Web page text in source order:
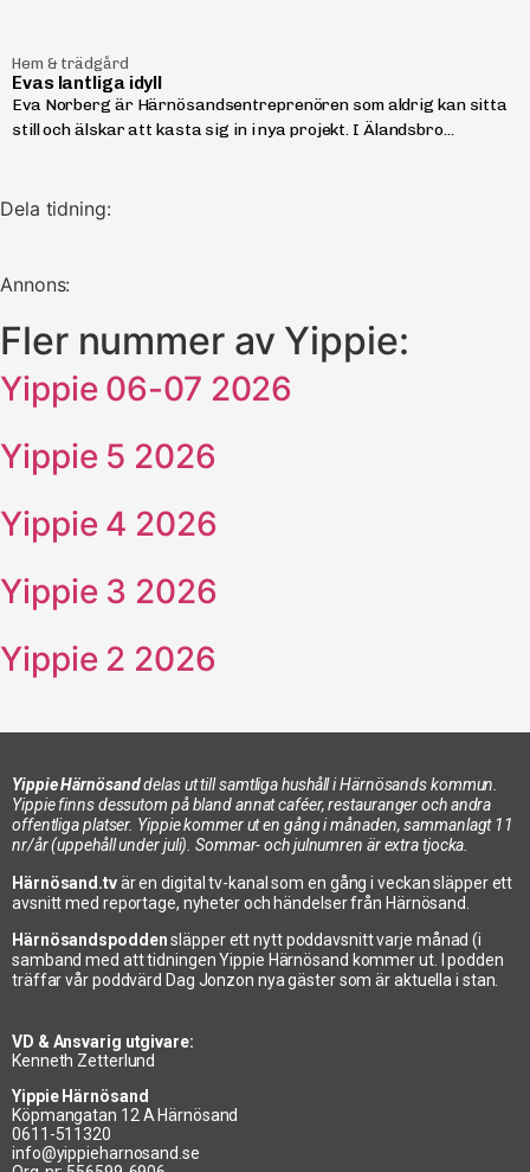
Hem & trädgård
Evas lantliga idyll
Eva Norberg är Härnösandsentreprenören som aldrig kan sitta
still och älskar att kasta sig in i nya projekt. I Älandsbro...
Dela tidning:
Annons:
Fler nummer av Yippie:
Yippie 06-07 2026
Yippie 5 2026
Yippie 4 2026
Yippie 3 2026
Yippie 2 2026
Yippie Härnösanddelas ut till samtliga hushåll i Härnösands kommun.
Yippie finns dessutom på bland annat caféer, restauranger och andra
offentliga platser. Yippie kommer ut en gång i månaden, sammanlagt 11
nr/år (uppehåll under juli). Sommar- och julnumren är extra tjocka.
Härnösand.tvär en digital tv-kanal som en gång i veckan släpper ett
avsnitt med reportage, nyheter och händelser från Härnösand.
Härnösandspoddensläpper ett nytt poddavsnitt varje månad (i
samband med att tidningen Yippie Härnösand kommer ut. I podden
träffar vår poddvärd Dag Jonzon nya gäster som är aktuella i stan.
VD & Ansvarig utgivare:
Kenneth Zetterlund
Yippie Härnösand
Köpmangatan 12 A Härnösand
0611-511320
info@yippieharnosand.se